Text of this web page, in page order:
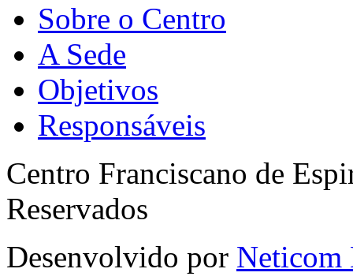
Sobre o Centro
A Sede
Objetivos
Responsáveis
Centro Franciscano de
Reservados
Desenvolvido por Neticom